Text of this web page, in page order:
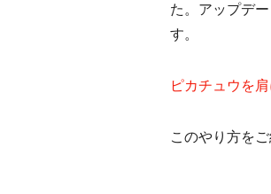
た。アップデ
す。
ピカチュウを
このやり方を